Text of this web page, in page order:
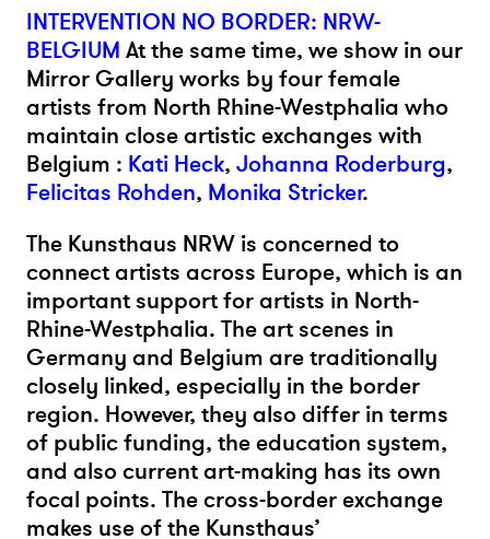
INTERVENTION NO BORDER: NRW-
BELGIUM At the same time, we show in our
Mirror Gallery works by four female
artists from North Rhine-Westphalia who
maintain close artistic exchanges with
Belgium : Kati Heck, Johanna Roderburg,
Felicitas Rohden, Monika Stricker.
The Kunsthaus NRW is concerned to
connect artists across Europe, which is an
important support for artists in North-
Rhine-Westphalia. The art scenes in
Germany and Belgium are traditionally
closely linked, especially in the border
region. However, they also differ in terms
of public funding, the education system,
and also current art-making has its own
focal points. The cross-border exchange
makes use of the Kunsthaus’